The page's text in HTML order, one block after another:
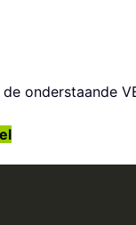
onderstaande